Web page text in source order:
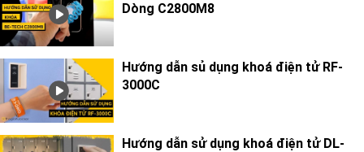
Dòng C2800M8
Hướng dẫn sủ dụng khoá điện tử RF-
3000C
Hướng dẫn sử dụng khoá điện tử DL-